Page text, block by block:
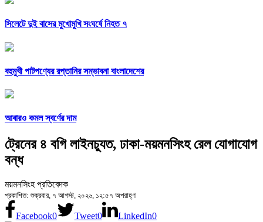
সিলেটে দুই বাসের মুখোমুখি সংঘর্ষে নিহত ৭
বহুমুখী পাটপণ্যের রপ্তানির সম্ভাবনা বাংলাদেশের
আবারও কমল স্বর্ণের দাম
ট্রেনের ৪ বগি লাইনচ্যুত, ঢাকা-ময়মনসিংহ রেল যোগাযোগ
বন্ধ
ময়মনসিংহ প্রতিবেদক
প্রকাশিত: শুক্রবার, ৭ আগস্ট, ২০২৬, ১২:৫৭ অপরাহ্ণ
Facebook0 Tweet0 LinkedIn0